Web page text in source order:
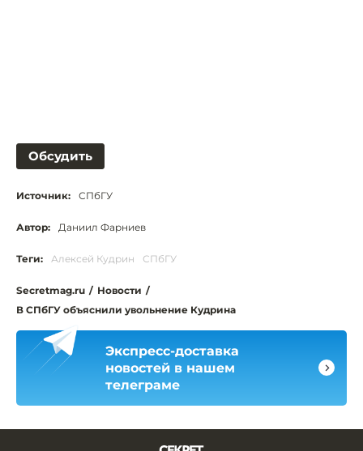
Обсудить
Источник: СПбГУ
Автор: Даниил Фарниев
Теги: Алексей Кудрин СПбГУ
Secretmag.ru / Новости /
В СПбГУ объяснили увольнение Кудрина
Экспресс-доставка
новостей в нашем
телеграме